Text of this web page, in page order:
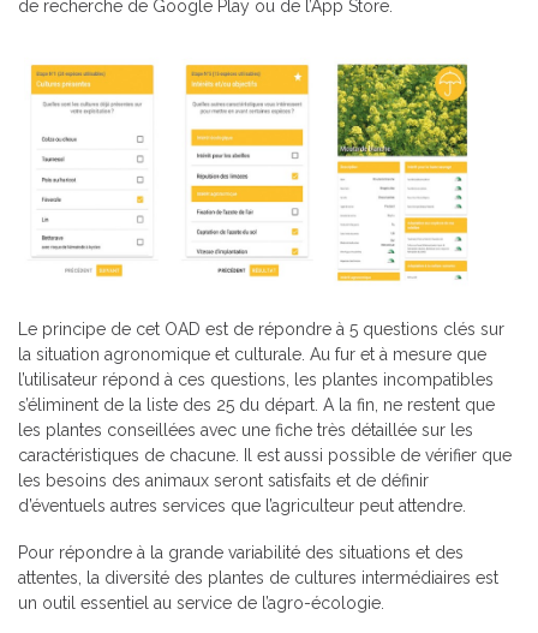
de recherche de Google Play ou de l’App Store.
Le principe de cet OAD est de répondre à 5 questions clés sur
la situation agronomique et culturale. Au fur et à mesure que
l’utilisateur répond à ces questions, les plantes incompatibles
s’éliminent de la liste des 25 du départ. A la fin, ne restent que
les plantes conseillées avec une fiche très détaillée sur les
caractéristiques de chacune. Il est aussi possible de vérifier que
les besoins des animaux seront satisfaits et de définir
d’éventuels autres services que l’agriculteur peut attendre.
Pour répondre à la grande variabilité des situations et des
attentes, la diversité des plantes de cultures intermédiaires est
un outil essentiel au service de l’agro-écologie.